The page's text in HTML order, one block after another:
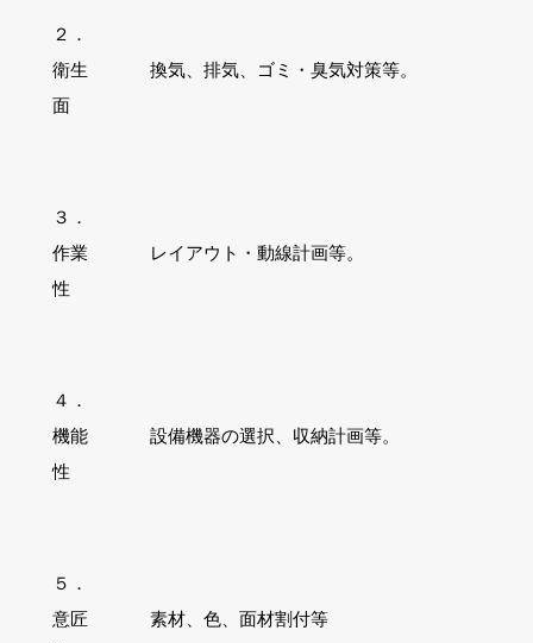
２．
衛生
面
換気、排気、ゴミ・臭気対策等。
３．
作業
性
レイアウト・動線計画等。
４．
機能
性
設備機器の選択、収納計画等。
５．
意匠
素材、色、面材割付等